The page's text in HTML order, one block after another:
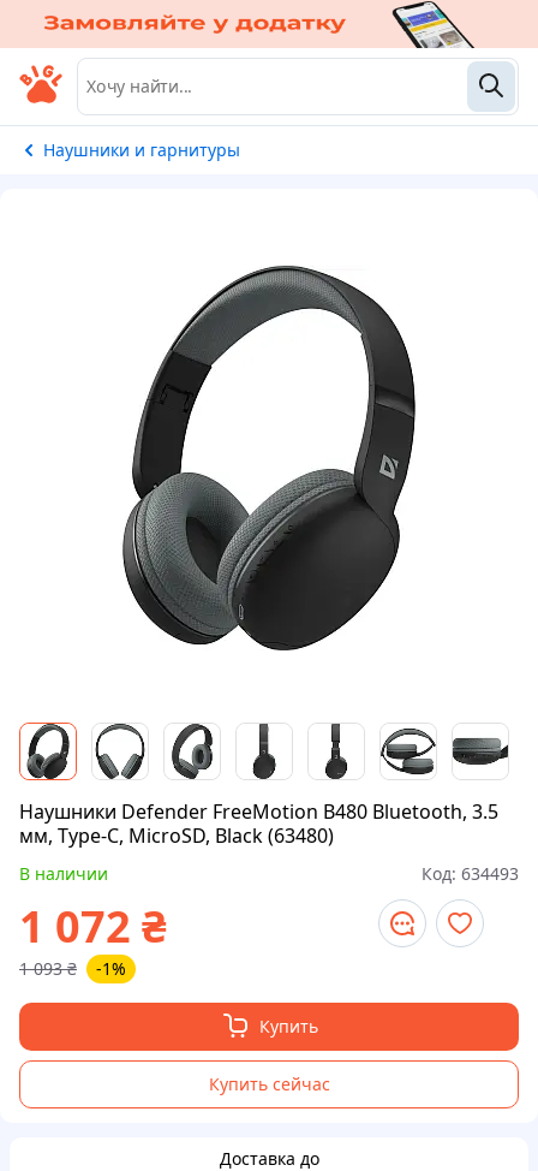
Наушники и гарнитуры
Наушники Defender FreeMotion B480 Bluetooth, 3.5
мм, Type-C, MicroSD, Black (63480)
В наличии Код: 634493
1 072 ₴
1 093 ₴ -1%
Купить
Купить сейчас
Доставка до